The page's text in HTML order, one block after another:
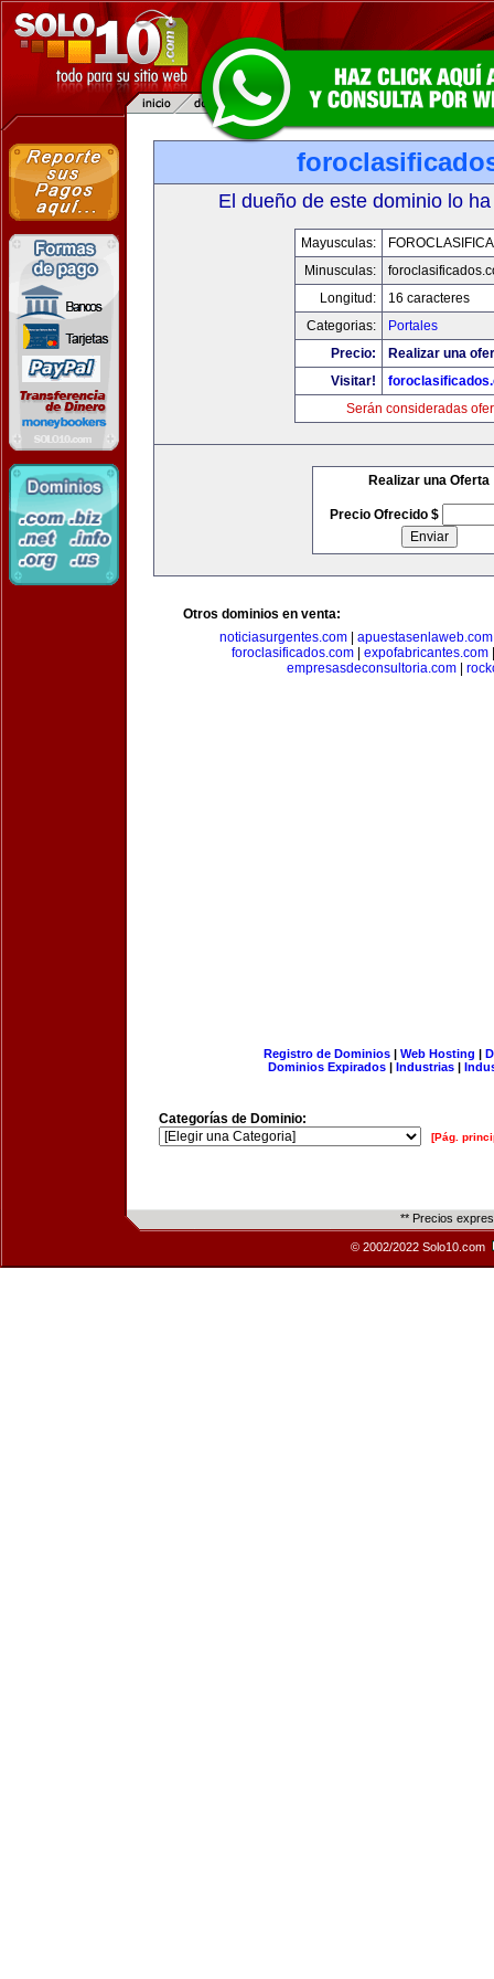
El dueño de este dominio lo
Mayusculas:
Minusculas:
Longitud:
16 caracteres
Categorias:
Portales
Precio:
Realizar una
Visitar!
Serán consideradas
Realizar una Oferta
Precio Ofrecido $
Otros dominios en venta:
noticiasurgentes.com| apuestasenlaweb.com
foroclasificados.com
expofabricantes.com
empresasdeconsultoria.com
Registro de Dominios| Web Hosting |
Dominios Expirados | Industrias |
Categorías de Dominio:
[Pág.
** Precios
© 2002/2022 Solo10.com